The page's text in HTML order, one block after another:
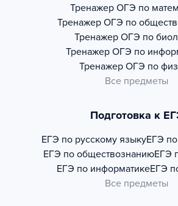
Тренажер ОГЭ по
Тренажер ОГЭ по
Тренажер ОГЭ по
Тренажер ОГЭ по
Тренажер ОГЭ по
Все предметы
Подготовка к
ЕГЭ по русскому языкуЕГЭ
ЕГЭ по обществознаниюЕГЭ
ЕГЭ по информатикеЕГЭ
Все предметы